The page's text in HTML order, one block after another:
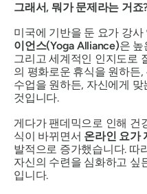
그래서, 뭐가 문제라는 거죠
미국에 기반을 둔 요가 강사
이언스(Yoga Alliance)은 높
그리고 세계적인 인지도로
의 평화로운 휴식을 원하든
수업을 원하든, 자신에게
것입니다.
게다가 팬데믹으로 인해 건
식이 바뀌면서 온라인 요가
발적으로 증가했습니다. 따
자신의 수련을 심화하고 싶
입니다.